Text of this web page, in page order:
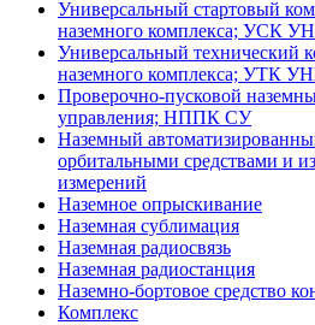
Универсальный стартовый
наземного комплекса; УСК
Универсальный технический
наземного комплекса; УТК
Проверочно-пусковой
управления; НППК СУ
Наземный
орбитальными средствами и
измерений
Наземное опрыскивание
Наземная сублимация
Наземная радиосвязь
Наземная радиостанция
Наземно-бортовое средство
Комплекс